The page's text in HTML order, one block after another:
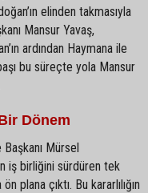
elinden takmasıyla
Mansur Yavaş,
ardından Haymana ile
bu süreçte yola Mansur
Dönem
Mürsel
iş birliğini sürdüren tek
plana çıktı. Bu kararlılığın